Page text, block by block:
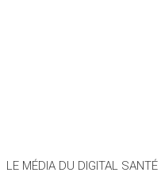
LE MÉDIA DU DIGITAL SANTÉ